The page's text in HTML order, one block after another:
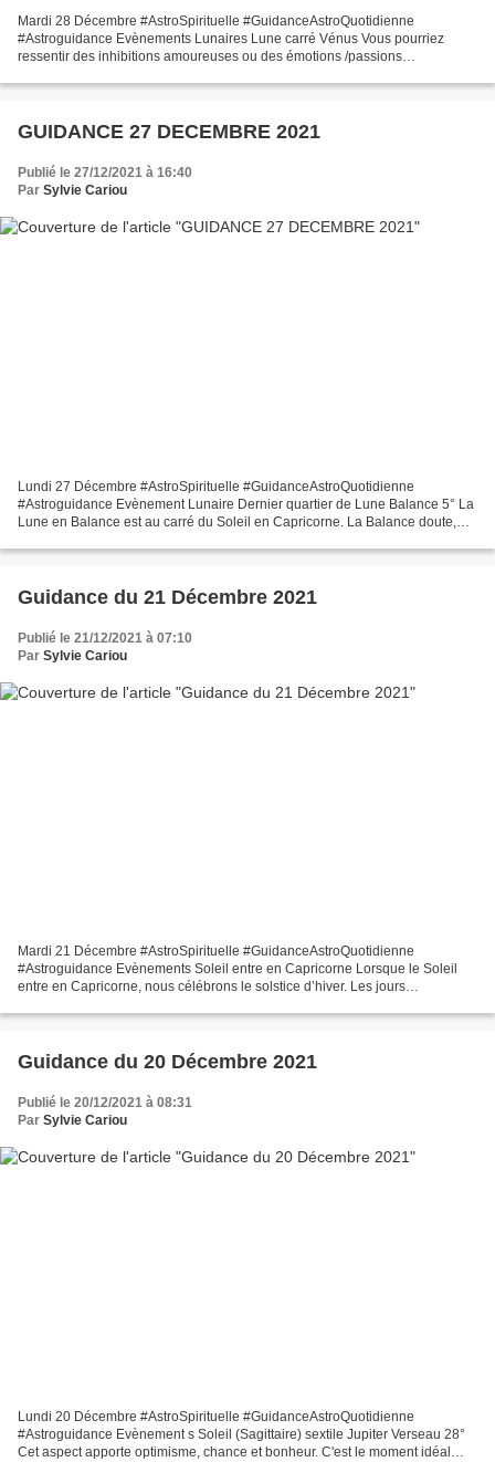
Mardi 28 Décembre #AstroSpirituelle #GuidanceAstroQuotidienne
#Astroguidance Evènements Lunaires Lune carré Vénus Vous pourriez
ressentir des inhibitions amoureuses ou des émotions /passions
GUIDANCE 27 DECEMBRE 2021
Publié le 27/12/2021 à 16:40
Par Sylvie Cariou
Lundi 27 Décembre #AstroSpirituelle #GuidanceAstroQuotidienne
#Astroguidance Evènement Lunaire Dernier quartier de Lune Balance 5° La
Lune en Balance est au carré du Soleil en Capricorne. La Balance doute,
Guidance du 21 Décembre 2021
Publié le 21/12/2021 à 07:10
Par Sylvie Cariou
Mardi 21 Décembre #AstroSpirituelle #GuidanceAstroQuotidienne
#Astroguidance Evènements Soleil entre en Capricorne Lorsque le Soleil
entre en Capricorne, nous célébrons le solstice d’hiver. Les jours
Guidance du 20 Décembre 2021
Publié le 20/12/2021 à 08:31
Par Sylvie Cariou
Lundi 20 Décembre #AstroSpirituelle #GuidanceAstroQuotidienne
#Astroguidance Evènement s Soleil (Sagittaire) sextile Jupiter Verseau 28°
Cet aspect apporte optimisme, chance et bonheur. C'est le moment idéal